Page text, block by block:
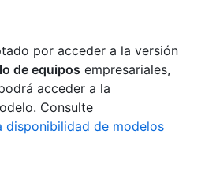
por acceder a la versión
de equipos empresariales,
acceder a la
Consulte
disponibilidad de modelos